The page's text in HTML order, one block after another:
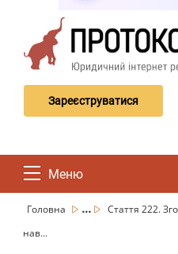
Зареєструватися
Меню
Головна ...
Стаття 222.
нав...